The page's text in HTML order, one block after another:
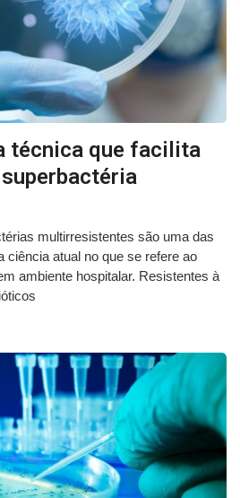
técnica que facilita
multirresistentes são uma das
ciência atual no que se refere ao
ambiente hospitalar. Resistentes à